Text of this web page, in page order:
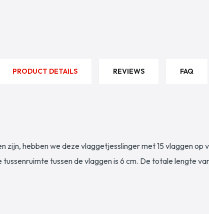
PRODUCT DETAILS REVIEWS FAQ
hebben we deze vlaggetjesslinger met 15 vlaggen op
tussen de vlaggen is 6 cm. De totale lengte